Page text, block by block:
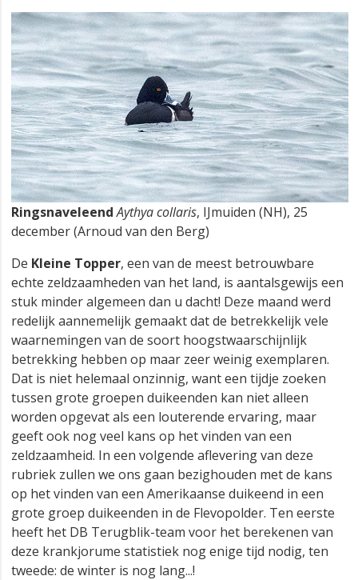
Ringsnaveleend Aythya collaris, IJmuiden (NH), 25
december (Arnoud van den Berg)
De Kleine Topper, een van de meest betrouwbare
echte zeldzaamheden van het land, is aantalsgewijs een
stuk minder algemeen dan u dacht! Deze maand werd
redelijk aannemelijk gemaakt dat de betrekkelijk vele
waarnemingen van de soort hoogstwaarschijnlijk
betrekking hebben op maar zeer weinig exemplaren.
Dat is niet helemaal onzinnig, want een tijdje zoeken
tussen grote groepen duikeenden kan niet alleen
worden opgevat als een louterende ervaring, maar
geeft ook nog veel kans op het vinden van een
zeldzaamheid. In een volgende aflevering van deze
rubriek zullen we ons gaan bezighouden met de kans
op het vinden van een Amerikaanse duikeend in een
grote groep duikeenden in de Flevopolder. Ten eerste
heeft het DB Terugblik-team voor het berekenen van
deze krankjorume statistiek nog enige tijd nodig, ten
tweede: de winter is nog lang...!